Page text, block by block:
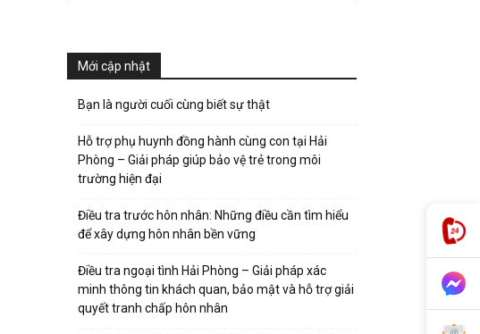
Mới cập nhật
Bạn là người cuối cùng biết sự thật
Hỗ trợ phụ huynh đồng hành cùng con tại Hải
Phòng – Giải pháp giúp bảo vệ trẻ trong môi
trường hiện đại
Điều tra trước hôn nhân: Những điều cần tìm hiểu
để xây dựng hôn nhân bền vững
Điều tra ngoại tình Hải Phòng – Giải pháp xác
minh thông tin khách quan, bảo mật và hỗ trợ giải
quyết tranh chấp hôn nhân